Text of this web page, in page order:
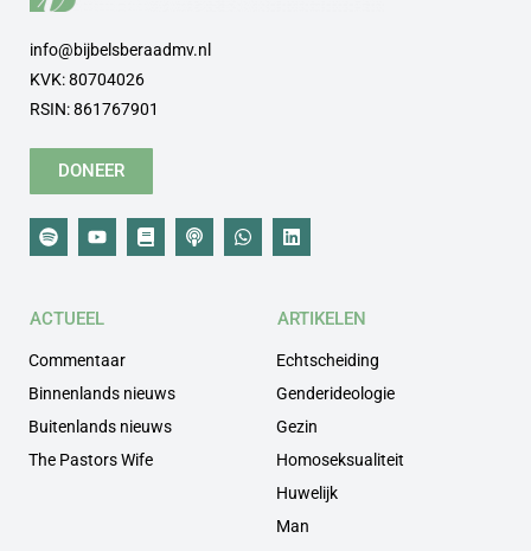
info@bijbelsberaadmv.nl
KVK: 80704026
RSIN: 861767901
DONEER
ACTUEEL
Commentaar
Binnenlands nieuws
Buitenlands nieuws
The Pastors Wife
ARTIKELEN
Echtscheiding
Genderideologie
Gezin
Homoseksualiteit
Huwelijk
Man